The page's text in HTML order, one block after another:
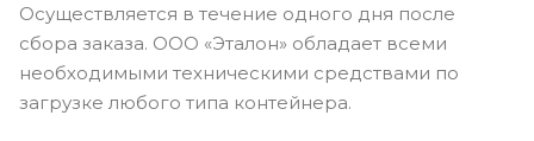
Осуществляется в течение одного дня после
сбора заказа. ООО «Эталон» обладает всеми
необходимыми техническими средствами по
загрузке любого типа контейнера.